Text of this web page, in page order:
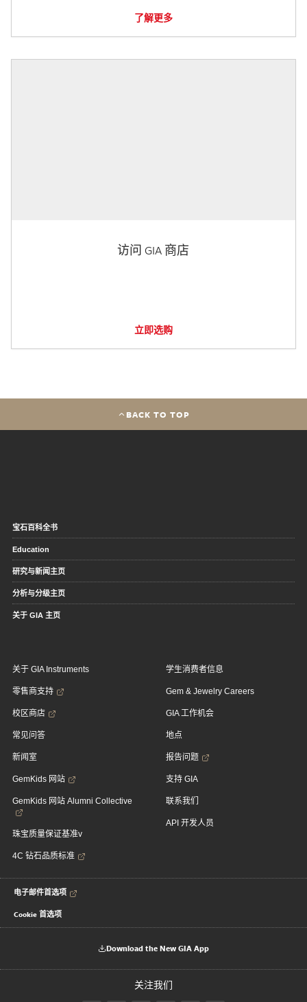
了解更多
访问 GIA 商店
立即选购
BACK TO TOP
宝石百科全书
Education
研究与新闻主页
分析与分级主页
关于 GIA 主页
关于 GIA Instruments
零售商支持
校区商店
常见问答
新闻室
GemKids 网站
GemKids 网站 Alumni Collective
珠宝质量保证基准v
4C 钻石品质标准
学生消费者信息
Gem & Jewelry Careers
GIA 工作机会
地点
报告问题
支持 GIA
联系我们
API 开发人员
电子邮件首选项
Cookie 首选项
Download the New GIA App
关注我们